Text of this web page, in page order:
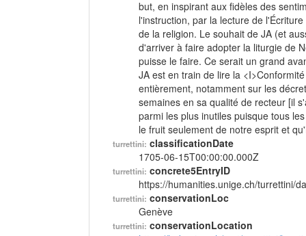
but, en inspirant aux fidèles des
l'instruction, par la lecture de
de la religion. Le souhait de JA (et
d'arriver à faire adopter la liturgie de
puisse le faire. Ce serait un grand
JA est en train de lire la
entièrement, notamment sur les
semaines en sa qualité de recteur [il
parmi les plus inutiles puisque tous
le fruit seulement de notre esprit et
turrettini: classificationDate
1705-06-15T00:00:00.000Z
turrettini: concrete5EntryID
https://humanities.unige.ch/turrettini/
turrettini: conservationLoc
Genève
turrettini: conservationLocation